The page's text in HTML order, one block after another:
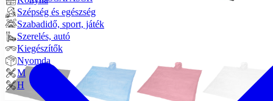
Szépség és egészség
Szabadidő, sport, játék
Szerelés, autó
Kiegészítők
Nyomda
M
H